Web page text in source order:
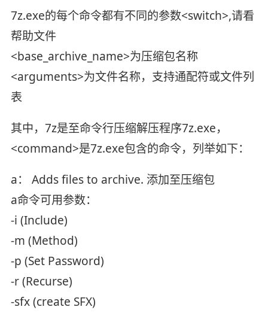
7z.exe的每个命令都有不同的参数<switch>,请看
帮助文件
<base_archive_name>为压缩包名称
<arguments>为文件名称，支持通配符或文件列
表
其中，7z是至命令行压缩解压程序7z.exe，
<command>是7z.exe包含的命令，列举如下：
a： Adds files to archive. 添加至压缩包
a命令可用参数：
-i (Include)
-m (Method)
-p (Set Password)
-r (Recurse)
-sfx (create SFX)